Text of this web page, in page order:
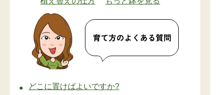
どこに置けばよいですか?